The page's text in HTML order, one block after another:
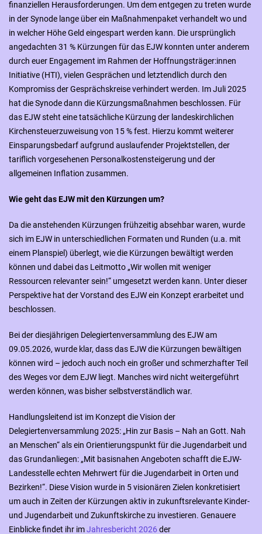
finanziellen Herausforderungen. Um dem entgegen zu treten wurde
in der Synode lange über ein Maßnahmenpaket verhandelt wo und
in welcher Höhe Geld eingespart werden kann. Die ursprünglich
angedachten 31 % Kürzungen für das EJW konnten unter anderem
durch euer Engagement im Rahmen der Hoffnungsträger:innen
Initiative (HTI), vielen Gesprächen und letztendlich durch den
Kompromiss der Gesprächskreise verhindert werden. Im Juli 2025
hat die Synode dann die Kürzungsmaßnahmen beschlossen. Für
das EJW steht eine tatsächliche Kürzung der landeskirchlichen
Kirchensteuerzuweisung von 15 % fest. Hierzu kommt weiterer
Einsparungsbedarf aufgrund auslaufender Projektstellen, der
tariflich vorgesehenen Personalkostensteigerung und der
allgemeinen Inflation zusammen.
Wie geht das EJW mit den Kürzungen um?
Da die anstehenden Kürzungen frühzeitig absehbar waren, wurde
sich im EJW in unterschiedlichen Formaten und Runden (u.a. mit
einem Planspiel) überlegt, wie die Kürzungen bewältigt werden
können und dabei das Leitmotto „Wir wollen mit weniger
Ressourcen relevanter sein!“ umgesetzt werden kann. Unter dieser
Perspektive hat der Vorstand des EJW ein Konzept erarbeitet und
beschlossen.
Bei der diesjährigen Delegiertenversammlung des EJW am
09.05.2026, wurde klar, dass das EJW die Kürzungen bewältigen
können wird – jedoch auch noch ein großer und schmerzhafter Teil
des Weges vor dem EJW liegt. Manches wird nicht weitergeführt
werden können, was bisher selbstverständlich war.
Handlungsleitend ist im Konzept die Vision der
Delegiertenversammlung 2025: „Hin zur Basis – Nah an Gott. Nah
an Menschen“ als ein Orientierungspunkt für die Jugendarbeit und
das Grundanliegen: „Mit basisnahen Angeboten schafft die EJW-
Landesstelle echten Mehrwert für die Jugendarbeit in Orten und
Bezirken!“. Diese Vision wurde in 5 visionären Zielen konkretisiert
um auch in Zeiten der Kürzungen aktiv in zukunftsrelevante Kinder-
und Jugendarbeit und Zukunftskirche zu investieren. Genauere
Einblicke findet ihr imJahresbericht 2026 der